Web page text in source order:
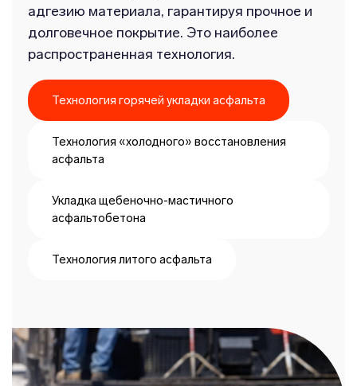
адгезию материала, гарантируя прочное и
долговечное покрытие. Это наиболее
распространенная технология.
Технология горячей укладки асфальта
Технология «холодного» восстановления
асфальта
Укладка щебеночно-мастичного
асфальтобетона
Технология литого асфальта